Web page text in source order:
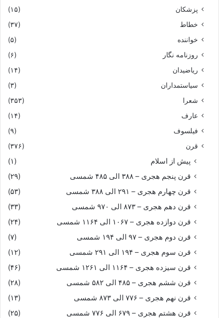
پزشکان
(۱۵)
خطاط
(۳۷)
خواننده
(۵)
روزنامه نگار
(۶)
ریاضیدان
(۱۴)
سیاستمداران
(۳)
شعرا
(۳۵۳)
عارف
(۱۴)
فیلسوف
(۹)
قرن
(۳۷۶)
پیش از اسلام
(۱)
قرن پنجم هجری – ۳۸۸ الی ۴۸۵ شمسی
(۲۹)
قرن چهارم هجری – ۲۹۱ الی ۳۸۸ شمسی
(۵۳)
قرن دهم هجری – ۸۷۳ الی ۹۷۰ شمسی
(۳۳)
قرن دوازده هجری – ۱۰۶۷ الی ۱۱۶۴ شمسی
(۲۴)
قرن دوم هجری – ۹۷ الی ۱۹۴ شمسی
(۷)
قرن سوم هجری – ۱۹۴ الی ۲۹۱ شمسی
(۱۲)
قرن سیزده هجری – ۱۱۶۴ الی ۱۲۶۱ شمسی
(۴۶)
قرن ششم هجری – ۴۸۵ الی ۵۸۲ شمسی
(۲۸)
قرن نهم هجری – ۷۷۶ الی ۸۷۳ شمسی
(۱۳)
قرن هشتم هجری – ۶۷۹ الی ۷۷۶ شمسی
(۲۵)